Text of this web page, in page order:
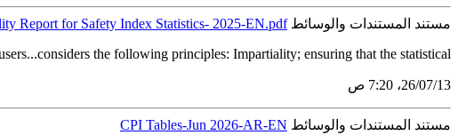
مستند المستندات والوسائط Report for Safety Index Statistics- 2025-EN.pdf
the following principles: Impartiality; ensuring that the statistical...
13‏/07‏/26، 7:20 ص
مستند المستندات والوسائط CPI Tables-Jun 2026-AR-EN